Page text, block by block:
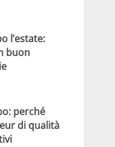
l’estate:
buon
perché
di qualità